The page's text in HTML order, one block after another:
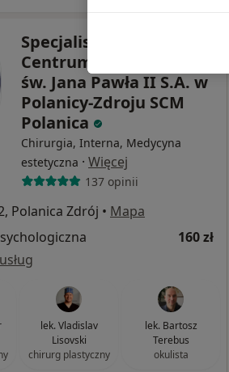
Specjalistyczne
Centrum Medyczne im.
św. Jana Pawła II S.A. w
Polanicy-Zdroju SCM
Polanica
Chirurgia, Interna, Medycyna
estetyczna · Więcej
137 opinii
Polanica Zdrój • Mapa
160 zł
lek. Vladislav
Lisovski
chirurg plastyczny
lek. Bartosz
Terebus
okulista